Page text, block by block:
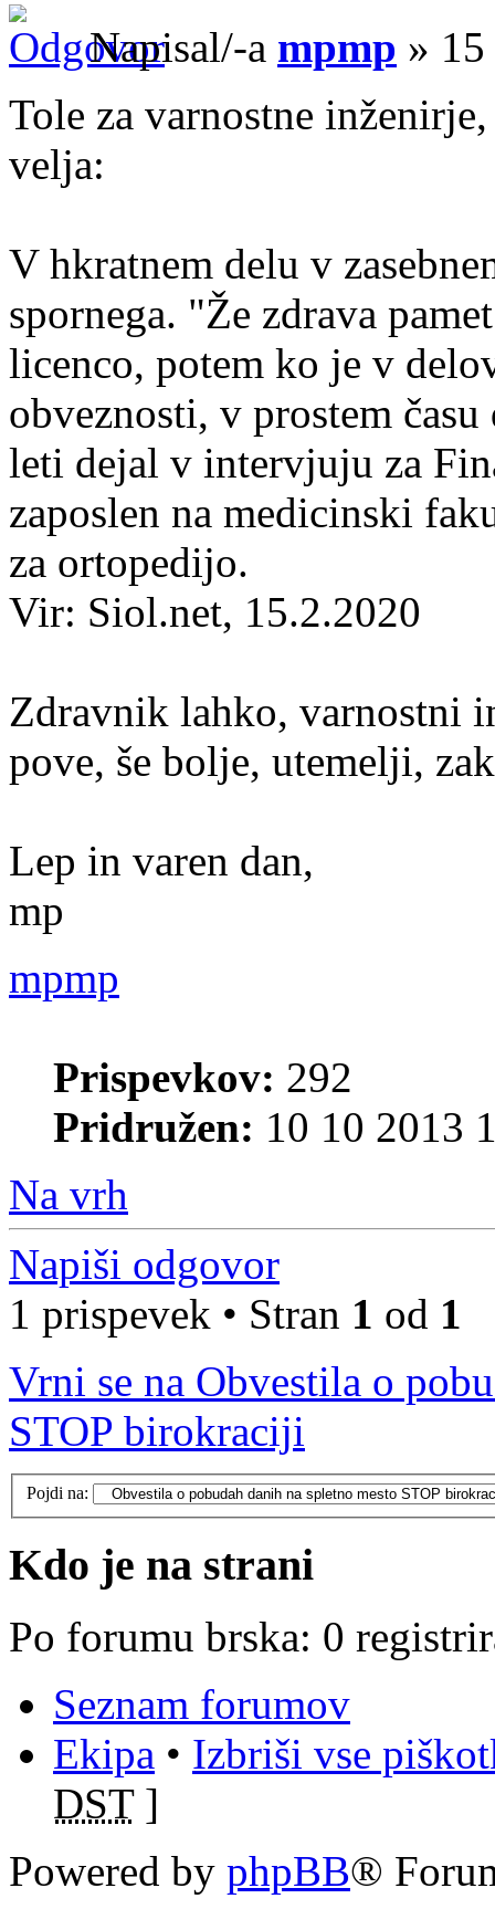
Napisal/-a mpmp »
Tole za varnostne
velja:
V hkratnem delu v
spornega. "Že zdrava
licenco, potem ko je v
obveznosti, v prostem
leti dejal v intervjuju za
zaposlen na medicinski
za ortopedijo.
Vir: Siol.net, 15.2.2020
Zdravnik lahko, varnostni
pove, še bolje, utemelji,
Lep in varen dan,
mp
mpmp
Prispevkov: 292
Pridružen: 10 10 2013
Na vrh
Napiši odgovor
1 prispevek • Stran 1 od 1
Vrni se na Obvestila o
STOP birokraciji
Pojdi na:
Kdo je na strani
Po forumu brska: 0
Seznam forumov
Ekipa • Izbriši vse
DST]
Powered by phpBB®